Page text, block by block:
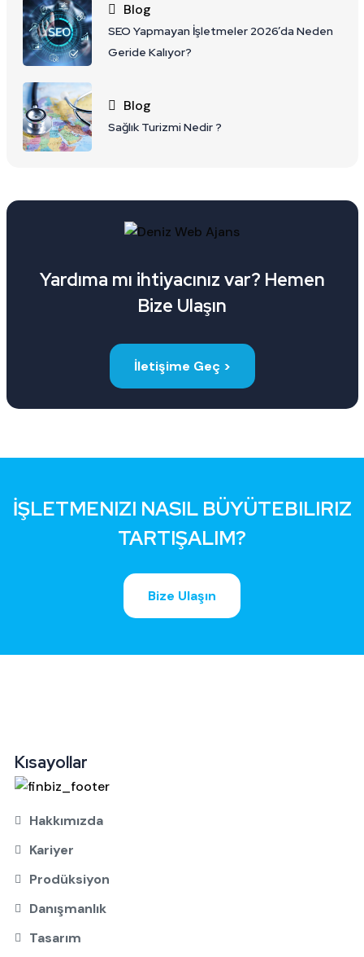
Blog
SEO Yapmayan İşletmeler 2026’da Neden
Geride Kalıyor?
Blog
Sağlık Turizmi Nedir ?
Yardıma mı ihtiyacınız var? Hemen
Bize Ulaşın
İletişime Geç >
İŞLETMENIZI NASIL BÜYÜTEBILIRIZ
TARTIŞALIM?
Bize Ulaşın
Kısayollar
Hakkımızda
Kariyer
Prodüksiyon
Danışmanlık
Tasarım